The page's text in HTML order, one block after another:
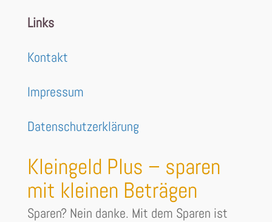
Links
Kontakt
Impressum
Datenschutzerklärung
Kleingeld Plus – sparen
mit kleinen Beträgen
Sparen? Nein danke. Mit dem Sparen ist